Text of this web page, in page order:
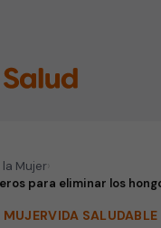
la Mujer›
para eliminar los
MUJERVIDA SALUDABLE